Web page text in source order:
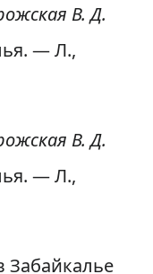
В. Д.
— Л.,
В. Д.
— Л.,
Забайкалье